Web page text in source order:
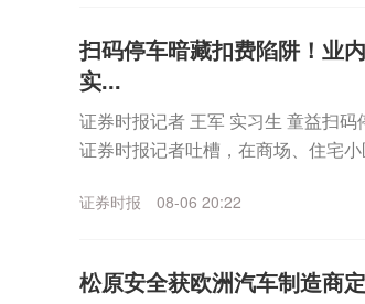
扫码停车暗藏扣费陷阱！业
实...
证券时报记者 王军 实习生 童益扫
证券时报记者吐槽，在商场、住宅
证券时报 08-06 20:22
松原安全获欧洲汽车制造商